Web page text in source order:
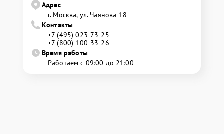
Адрес
г. Москва, ул. Чаянова 18
Контакты
+7 (495) 023-73-25
+7 (800) 100-33-26
Время работы
Работаем с 09:00 до 21:00